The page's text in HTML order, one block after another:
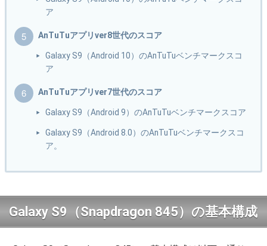
ア
AnTuTuアプリver8世代のスコア
Galaxy S9（Android 10）のAnTuTuベンチマークスコ
ア
AnTuTuアプリver7世代のスコア
Galaxy S9（Android 9）のAnTuTuベンチマークスコア
Galaxy S9（Android 8.0）のAnTuTuベンチマークスコ
ア。
Galaxy S9（Snapdragon 845）の基本構成